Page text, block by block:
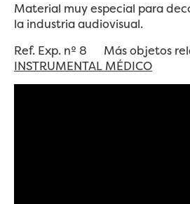
Material muy especial para
la industria audiovisual.
Ref. Exp. nº 8 Más objetos
INSTRUMENTAL MÉDICO